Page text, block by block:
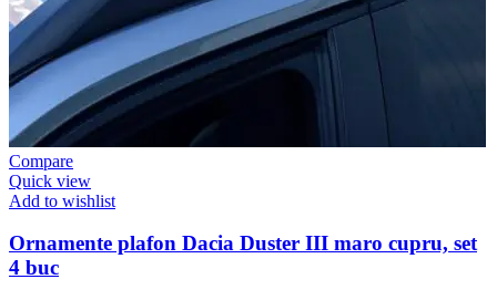
Compare
Quick view
Add to wishlist
Ornamente plafon Dacia Duster III maro cupru, set
4 buc